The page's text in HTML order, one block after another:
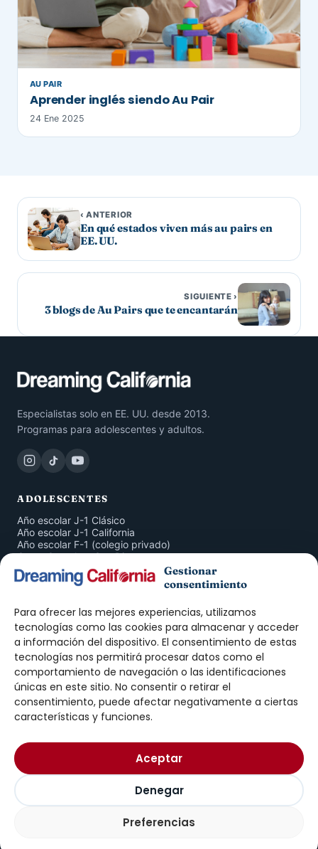
Gestionar
consentimiento
Para ofrecer las mejores experiencias, utilizamos
tecnologías como las cookies para almacenar y acceder
a información del dispositivo. El consentimiento de estas
tecnologías nos permitirá procesar datos como el
comportamiento de navegación o las identificaciones
únicas en este sitio. No consentir o retirar el
consentimiento, puede afectar negativamente a ciertas
características y funciones.
Aceptar
Denegar
Preferencias
AU PAIR
Aprender inglés siendo Au Pair
24 Ene 2025
‹ ANTERIOR
En qué estados viven más au pairs en
EE. UU.
SIGUIENTE ›
3 blogs de Au Pairs que te encantarán
Especialistas solo en EE. UU. desde 2013.
Programas para adolescentes y adultos.
ADOLESCENTES
Año escolar J-1 Clásico
Año escolar J-1 California
Año escolar F-1 (colegio privado)
Curso Completo San Diego
San Diego 4 Semanas
Inmersión en Familia
ADULTOS
Curso de Inglés San Diego
Prácticas J-1 · Intern
Prácticas J-1 · Trainee
Work & Travel
Au Pair
Nosotros
Blog
Contacto